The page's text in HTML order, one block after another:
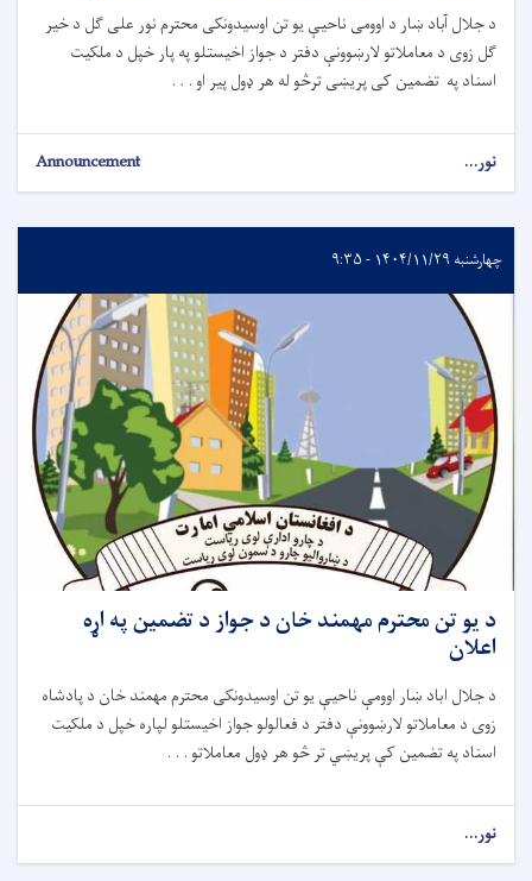
د جلال آباد ښار د اوومی ناحیې یو تن اوسیدونکی محترم نور علی ګل د خیر
ګل زوی د معاملاتو لارښوونې دفتر د جواز اخیستلو په پار خپل د ملکیت
اسناد په تضمین کی پریښی ترڅو له هر ډول پیر او . . .
نور... Announcement
چهارشنبه ۱۴۰۴/۱۱/۲۹ - ۹:۳۵
د يو تن محترم مهمند خان د جواز د تضمين په اړه
اعلان
د جلال اباد ښار اوومې ناحیې يو تن اوسیدونکى محترم مهمند خان د پادشاه
زوى د معاملاتو لارښوونې دفتر د فعالولو جواز اخيستلو لپاره خپل د ملکيت
اسناد په تضمین کې پريښي تر څو هر ډول معاملاتو . . .
نور...